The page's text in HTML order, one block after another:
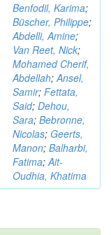
Benfodil, Karima;
Büscher, Philippe;
Abdelli, Amine;
Van Reet, Nick;
Mohamed Cherif,
Abdellah;Ansel,
Samir; Fettata,
Said; Dehou,
Sara; Bebronne,
Nicolas; Geerts,
Manon; Balharbi,
Fatima;Ait-
Oudhia, Khatima